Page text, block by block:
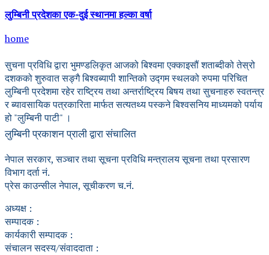
लुम्बिनी प्रदेशका एक-दुई स्थानमा हल्का वर्षा
home
सुचना प्रविधि द्वारा भुमण्डलिकृत आजको बिश्वमा एक्काइसौं शताब्दीको तेस्रो
दशकको शुरुवात सङ्गै बिश्वब्यापी शान्तिको उद्गम स्थलको रुपमा परिचित
लुम्बिनी प्रदेशमा रहेर राष्ट्रिय तथा अन्तर्राष्ट्रिय बिषय तथा सुचनाहरु स्वतन्त्र
र ब्यावसायिक पत्रकारिता मार्फत सत्यतथ्य पस्कने बिश्वसनिय माध्यमको पर्याय
हो "लुम्बिनी पाटी" ।
लुम्बिनी प्रकाशन प्राली द्वारा संचालित
नेपाल सरकार, सञ्चार तथा सूचना प्रविधि मन्त्रालय सूचना तथा प्रसारण
विभाग दर्ता नं.
प्रेस काउन्सील नेपाल, सूचीकरण च.नं.
अध्यक्ष :
सम्पादक :
कार्यकारी सम्पादक :
संचालन सदस्य/संवाददाता :